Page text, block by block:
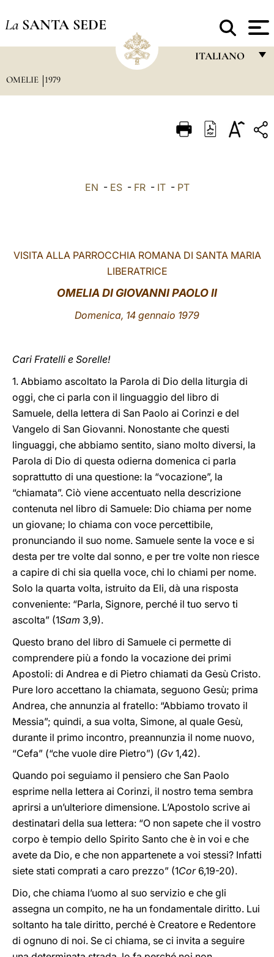
La SANTA SEDE
ITALIANO
ITALIANO
LATINE
OMELIE 1979
EN - ES- FR- IT- PT
VISITA ALLA PARROCCHIA ROMANA DI SANTA MARIA
LIBERATRICE
OMELIA DI GIOVANNI PAOLO II
Domenica, 14 gennaio 1979
Cari Fratelli e Sorelle!
1. Abbiamo ascoltato la Parola di Dio della liturgia di
oggi, che ci parla con il linguaggio del libro di
Samuele, della lettera di San Paolo ai Corinzi e del
Vangelo di San Giovanni. Nonostante che questi
linguaggi, che abbiamo sentito, siano molto diversi, la
Parola di Dio di questa odierna domenica ci parla
soprattutto di una questione: la “vocazione”, la
“chiamata”. Ciò viene accentuato nella descrizione
contenuta nel libro di Samuele: Dio chiama per nome
un giovane; lo chiama con voce percettibile,
pronunciando il suo nome. Samuele sente la voce e si
desta per tre volte dal sonno, e per tre volte non riesce
a capire di chi sia quella voce, chi lo chiami per nome.
Solo la quarta volta, istruito da Eli, dà una risposta
conveniente: “Parla, Signore, perché il tuo servo ti
ascolta” (1Sam 3,9).
Questo brano del libro di Samuele ci permette di
comprendere più a fondo la vocazione dei primi
Apostoli: di Andrea e di Pietro chiamati da Gesù Cristo.
Pure loro accettano la chiamata, seguono Gesù; prima
Andrea, che annunzia al fratello: “Abbiamo trovato il
Messia”; quindi, a sua volta, Simone, al quale Gesù,
durante il primo incontro, preannunzia il nome nuovo,
“Cefa” (“che vuole dire Pietro”) (Gv 1,42).
Quando poi seguiamo il pensiero che San Paolo
esprime nella lettera ai Corinzi, il nostro tema sembra
aprirsi a un’ulteriore dimensione. L’Apostolo scrive ai
destinatari della sua lettera: “O non sapete che il vostro
corpo è tempio dello Spirito Santo che è in voi e che
avete da Dio, e che non appartenete a voi stessi? Infatti
siete stati comprati a caro prezzo” (1Cor6,19-20).
Dio, che chiama l’uomo al suo servizio e che gli
assegna un compito, ne ha un fondamentale diritto. Lui
soltanto ha tale diritto, perché è Creatore e Redentore
di ognuno di noi. Se ci chiama, se ci invita a seguire